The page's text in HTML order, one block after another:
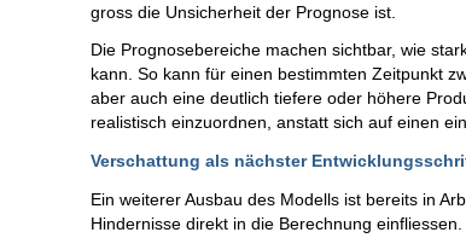
gross die Unsicherheit der Prognose ist.
Die Prognosebereiche machen sichtbar, wie
kann. So kann für einen bestimmten Zeitpunkt
aber auch eine deutlich tiefere oder höhere
realistisch einzuordnen, anstatt sich auf einen
Verschattung als nächster
Ein weiterer Ausbau des Modells ist bereits in
Hindernisse direkt in die Berechnung einfliessen.